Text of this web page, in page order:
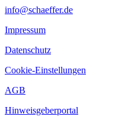
info@schaeffer.de
Impressum
Datenschutz
Cookie-Einstellungen
AGB
Hinweisgeberportal